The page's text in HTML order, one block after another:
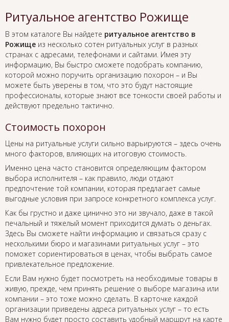
Ритуальное агентство Рожище
В этом каталоге Вы найдете ритуальное агентство в
Рожище из несколько сотен ритуальных услуг в разных
странах с адресами, телефонами и сайтами. Имея эту
информацию, Вы быстро сможете подобрать компанию,
которой можно поручить организацию похорон – и Вы
можете быть уверены в том, что это будут настоящие
профессионалы, которые знают все тонкости своей работы и
действуют предельно тактично.
Стоимость похорон
Цены на ритуальные услуги сильно варьируются – здесь очень
много факторов, влияющих на итоговую стоимость.
Именно цена часто становится определяющим фактором
выбора исполнителя – как правило, люди отдают
предпочтение той компании, которая предлагает самые
выгодные условия при запросе конкретного комплекса услуг.
Как бы грустно и даже цинично это ни звучало, даже в такой
печальный и тяжелый момент приходится думать о деньгах.
Здесь Вы сможете найти информацию и связаться сразу с
несколькими бюро и магазинами ритуальных услуг – это
поможет сориентироваться в ценах, чтобы выбрать самое
привлекательное предложение.
Если Вам нужно будет посмотреть на необходимые товары в
живую, прежде, чем принять решение о выборе магазина или
компании – это тоже можно сделать. В карточке каждой
организации приведены адреса ритуальных услуг – то есть
Вам нужно будет просто составить удобный маршрут на карте